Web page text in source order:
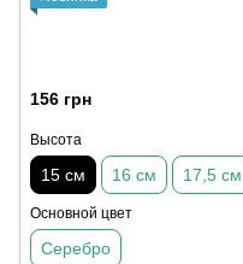
156 грн
Высота
15 см 16 см 17,5 см
Основной цвет
Серебро